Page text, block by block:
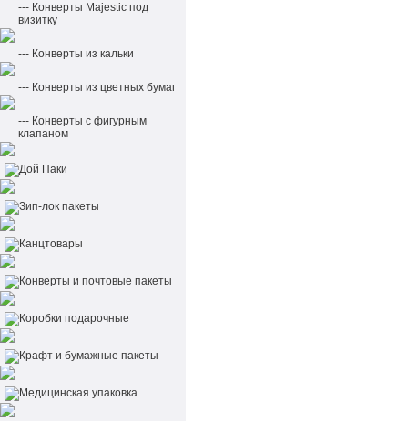
--- Конверты Majestic под
визитку
--- Конверты из кальки
--- Конверты из цветных бумаг
--- Конверты с фигурным
клапаном
Дой Паки
Зип-лок пакеты
Канцтовары
Конверты и почтовые пакеты
Коробки подарочные
Крафт и бумажные пакеты
Медицинская упаковка